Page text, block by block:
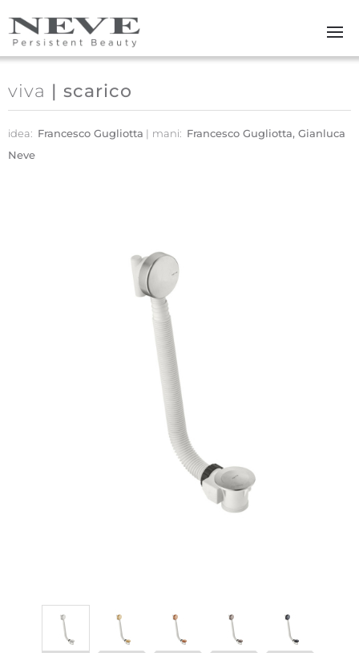
Skip to main content
viva | scarico
idea: Francesco Gugliotta mani: Francesco Gugliotta, Gianluca
Neve